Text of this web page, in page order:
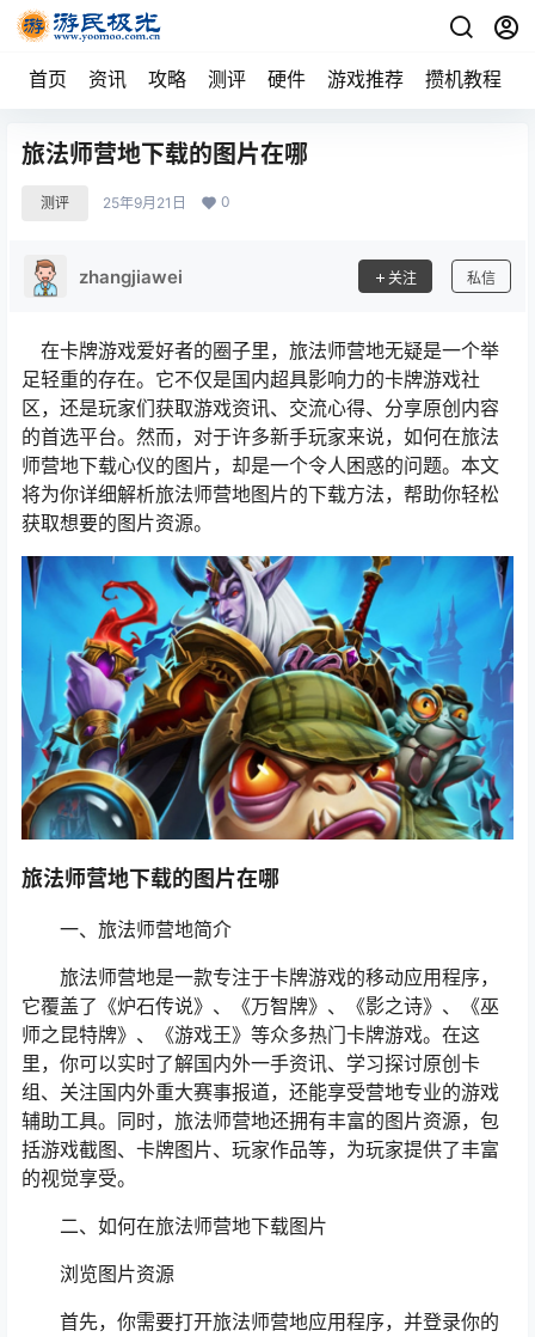
首页 资讯 攻略 测评 硬件 游戏推荐 攒机教程
旅法师营地下载的图片在哪
测评 25年9月21日 0
zhangjiawei 关注 私信
在卡牌游戏爱好者的圈子里，旅法师营地无疑是一个举
足轻重的存在。它不仅是国内超具影响力的卡牌游戏社
区，还是玩家们获取游戏资讯、交流心得、分享原创内容
的首选平台。然而，对于许多新手玩家来说，如何在旅法
师营地下载心仪的图片，却是一个令人困惑的问题。本文
将为你详细解析旅法师营地图片的下载方法，帮助你轻松
获取想要的图片资源。
旅法师营地下载的图片在哪
一、旅法师营地简介
旅法师营地是一款专注于卡牌游戏的移动应用程序，
它覆盖了《炉石传说》、《万智牌》、《影之诗》、《巫
师之昆特牌》、《游戏王》等众多热门卡牌游戏。在这
里，你可以实时了解国内外一手资讯、学习探讨原创卡
组、关注国内外重大赛事报道，还能享受营地专业的游戏
辅助工具。同时，旅法师营地还拥有丰富的图片资源，包
括游戏截图、卡牌图片、玩家作品等，为玩家提供了丰富
的视觉享受。
二、如何在旅法师营地下载图片
浏览图片资源
首先，你需要打开旅法师营地应用程序，并登录你的